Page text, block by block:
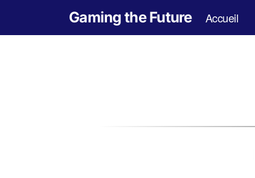
Gaming the Future Accueil